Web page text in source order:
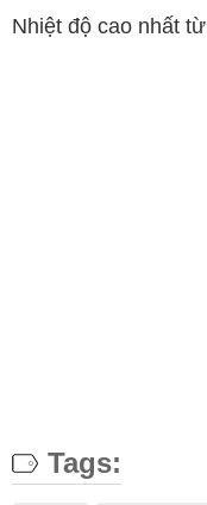
Nhiệt độ cao nhất
Tags: